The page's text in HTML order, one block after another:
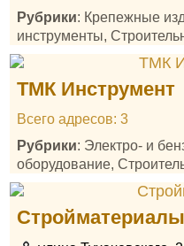
Рубрики: Крепежные
инструменты,
ТМК Инструмент
Всего адресов: 3
Рубрики: Электро- и
оборудование,
Стройматериалы